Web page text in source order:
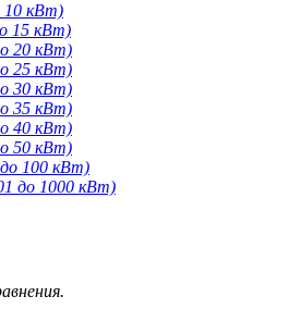
10 кВт)
15 кВт)
20 кВт)
25 кВт)
30 кВт)
35 кВт)
40 кВт)
50 кВт)
100 кВт)
до 1000 кВт)